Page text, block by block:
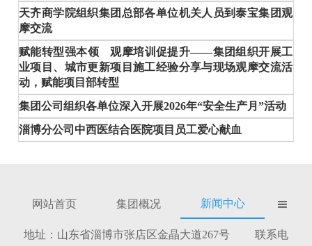
天齐商学院组织集团总部各单位机关人员到泰宝集团观
摩交流
赋能转型强本领 观摩培训促提升——集团组织开展工
业项目、城市更新项目施工经验分享与现场观摩交流活
动，赋能项目部转型
集团公司组织各单位深入开展2026年“安全生产月”活动
淄博分公司中西医结合医院项目员工爱心献血
网站首页 集团概况 新闻中心 
地址：山东省淄博市张店区金晶大道267号 联系电